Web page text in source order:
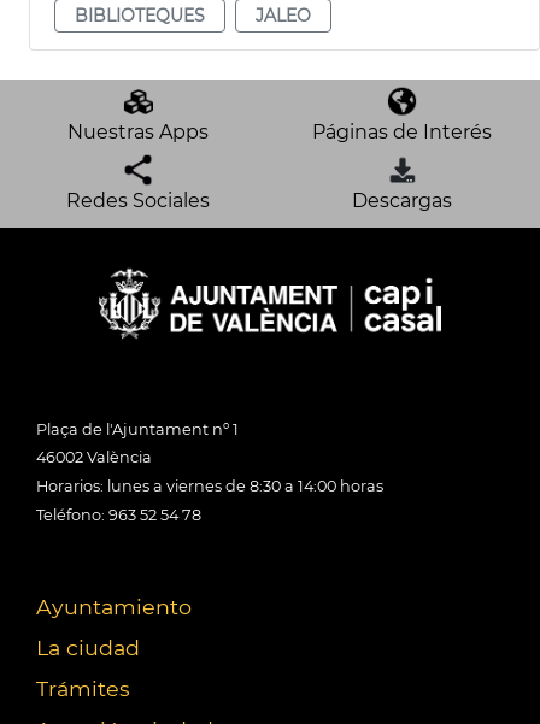
BIBLIOTEQUES
JALEO
Nuestras Apps Páginas de Interés
Redes Sociales Descargas
Plaça de l'Ajuntament nº 1
46002 València
Horarios: lunes a viernes de 8:30 a 14:00 horas
Teléfono: 963 52 54 78
Ayuntamiento
La ciudad
Trámites